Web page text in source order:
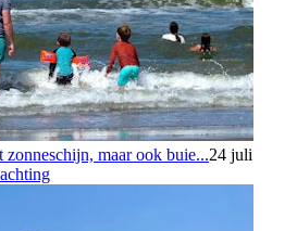
zonneschijn, maar ook buie...24 juli